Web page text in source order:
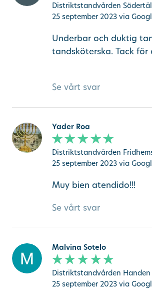
Distriktstandvården
25 september 2023 via
Underbar och duktig
tandsköterska. Tack för
Se vårt svar
Yader Roa
Distriktstandvården
25 september 2023 via
Muy bien atendido!!!
Se vårt svar
Malvina Sotelo
Distriktstandvården Handen
25 september 2023 via